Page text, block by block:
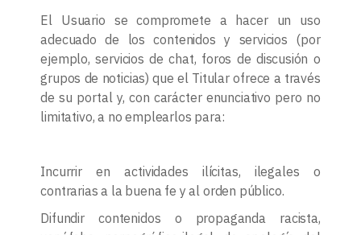
El Usuario se compromete a hacer un uso
adecuado de los contenidos y servicios (por
ejemplo, servicios de chat, foros de discusión o
grupos de noticias) que el Titular ofrece a través
de su portal y, con carácter enunciativo pero no
limitativo, a no emplearlos para:
Incurrir en actividades ilícitas, ilegales o
contrarias a la buena fe y al orden público.
Difundir contenidos o propaganda racista,